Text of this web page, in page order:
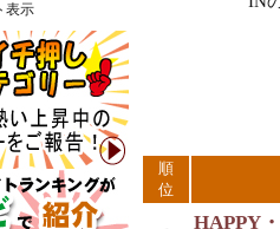
表示
順
位
HAPPY